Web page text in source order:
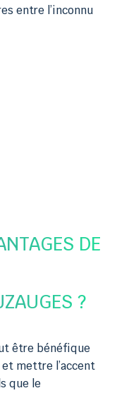
entre l’inconnu
DE
?
être bénéfique
mettre l’accent
que le